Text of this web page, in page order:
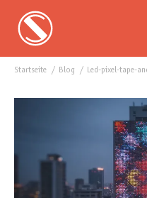
Startseite blog led-pixel-tape-